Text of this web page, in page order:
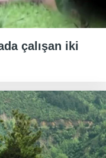
çalışan iki